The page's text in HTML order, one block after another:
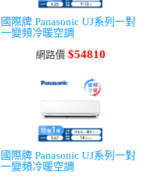
國際牌 Panasonic UJ系列一對
一變頻冷暖空調
網路價 $54810
國際牌 Panasonic UJ系列一對
一變頻冷暖空調